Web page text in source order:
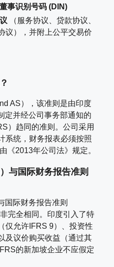
董事识别号码 (DIN)
（服务协议、贷款协议、
议），并附上公平交易价
AS），该准则是由印度
定并经公司事务部通知的
）趋同的准则。公司采用
系统，财务报表必须按照
《2013年公司法》规定。
与国际财务报告准则
国际财务报告准则
完全相同。印度引入了特
仅允许IFRS 9）、投资性
及议价购买收益（通过其
的新加坡企业不应假定